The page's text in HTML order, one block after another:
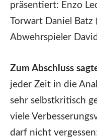
präsentiert: Enzo
Torwart Daniel
Abwehrspieler
Zum Abschluss
jeder Zeit in die
sehr selbstkritisch
viele
darf nicht